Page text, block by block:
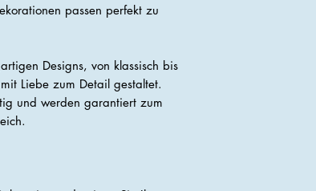
passen perfekt zu
Designs, von klassisch bis
Liebe zum Detail gestaltet.
und werden garantiert zum